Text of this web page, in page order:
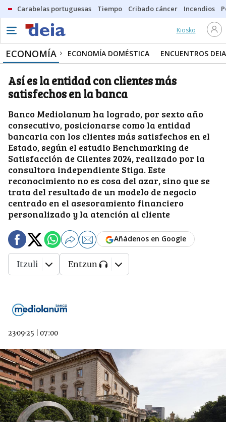
Carabelas portuguesas Tiempo Cribado cáncer Incendios
Kiosko
ECONOMÍA ECONOMÍA DOMÉSTICA ENCUENTROS DEIA
Así es la entidad con clientes más
satisfechos en la banca
Banco Mediolanum ha logrado, por sexto año
consecutivo, posicionarse como la entidad
bancaria con los clientes más satisfechos en el
Estado, según el estudio Benchmarking de
Satisfacción de Clientes 2024, realizado por la
consultora independiente Stiga. Este
reconocimiento no es cosa del azar, sino que se
trata del resultado de un modelo de negocio
centrado en el asesoramiento financiero
personalizado y la atención al cliente
23·09·25 07:00
Añádenos en Google
Itzuli Entzun